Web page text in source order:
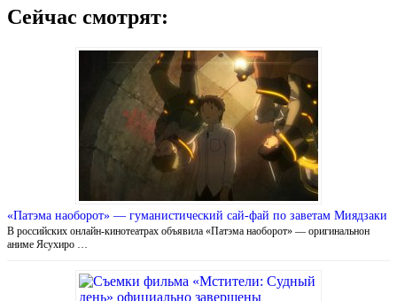
Сейчас смотрят:
«Патэма наоборот» — гуманистический сай-фай по заветам Миядзаки
В российских онлайн-кинотеатрах объявила «Патэма наоборот» — оригинальнон
аниме Ясухиро …